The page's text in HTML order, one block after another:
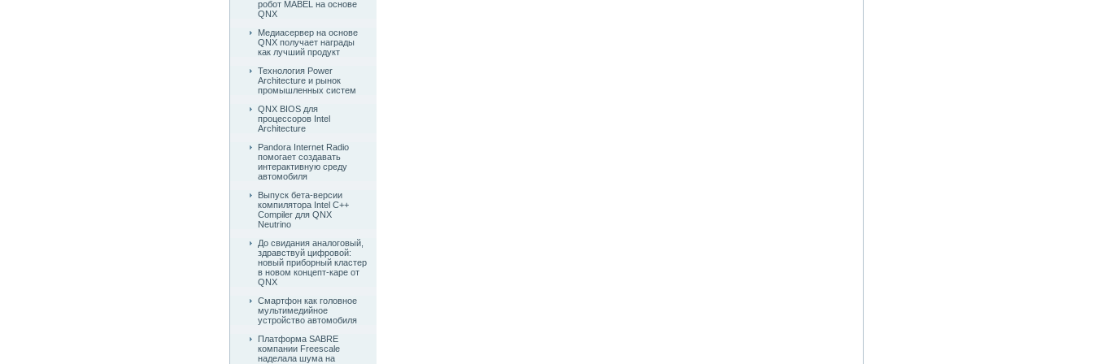
робот MABEL на основе
QNX
Медиасервер на основе
QNX получает награды
как лучший продукт
Технология Power
Architecture и рынок
промышленных систем
QNX BIOS для
процессоров Intel
Architecture
Pandora Internet Radio
помогает создавать
интерактивную среду
автомобиля
Выпуск бета-версии
компилятора Intel C++
Compiler для QNX
Neutrino
До свидания аналоговый,
здравствуй цифровой:
новый приборный кластер
в новом концепт-каре от
QNX
Смартфон как головное
мультимедийное
устройство автомобиля
Платформа SABRE
компании Freescale
наделала шума на